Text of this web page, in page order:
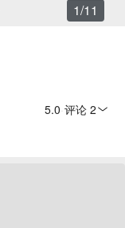
5.0 评论 2
1/11